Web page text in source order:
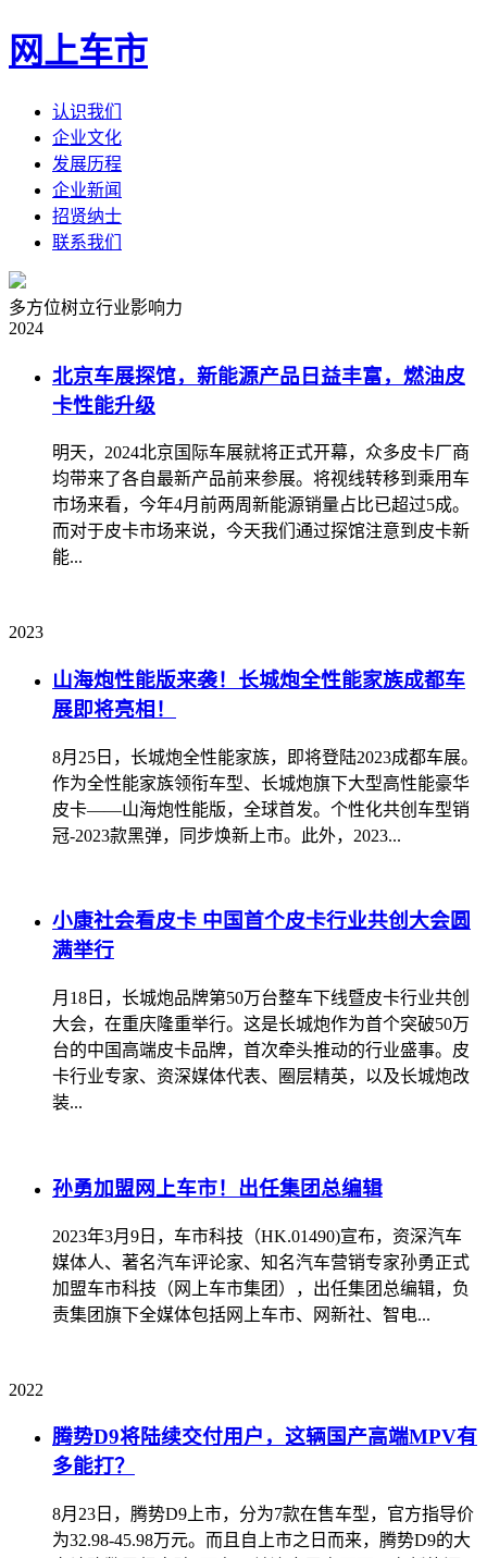
网上车市
认识我们
企业文化
发展历程
企业新闻
招贤纳士
联系我们
多方位树立行业影响力
2024
北京车展探馆，新能源产品日益丰富，燃油皮
卡性能升级
明天，2024北京国际车展就将正式开幕，众多皮卡厂商
均带来了各自最新产品前来参展。将视线转移到乘用车
市场来看，今年4月前两周新能源销量占比已超过5成。
而对于皮卡市场来说，今天我们通过探馆注意到皮卡新
能...
2023
山海炮性能版来袭！长城炮全性能家族成都车
展即将亮相！
8月25日，长城炮全性能家族，即将登陆2023成都车展。
作为全性能家族领衔车型、长城炮旗下大型高性能豪华
皮卡——山海炮性能版，全球首发。个性化共创车型销
冠-2023款黑弹，同步焕新上市。此外，2023...
小康社会看皮卡 中国首个皮卡行业共创大会圆
满举行
月18日，长城炮品牌第50万台整车下线暨皮卡行业共创
大会，在重庆隆重举行。这是长城炮作为首个突破50万
台的中国高端皮卡品牌，首次牵头推动的行业盛事。皮
卡行业专家、资深媒体代表、圈层精英，以及长城炮改
装...
孙勇加盟网上车市！出任集团总编辑
2023年3月9日，车市科技（HK.01490)宣布，资深汽车
媒体人、著名汽车评论家、知名汽车营销专家孙勇正式
加盟车市科技（网上车市集团），出任集团总编辑，负
责集团旗下全媒体包括网上车市、网新社、智电...
2022
腾势D9将陆续交付用户，这辆国产高端MPV有
多能打？
8月23日，腾势D9上市，分为7款在售车型，官方指导价
为32.98-45.98万元。而且自上市之日而来，腾势D9的大